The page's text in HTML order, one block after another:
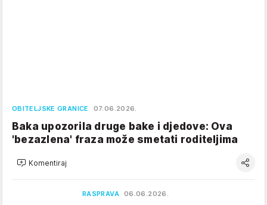
OBITELJSKE GRANICE 07.06.2026.
Baka upozorila druge bake i djedove: Ova
'bezazlena' fraza može smetati roditeljima
Komentiraj
RASPRAVA 06.06.2026.